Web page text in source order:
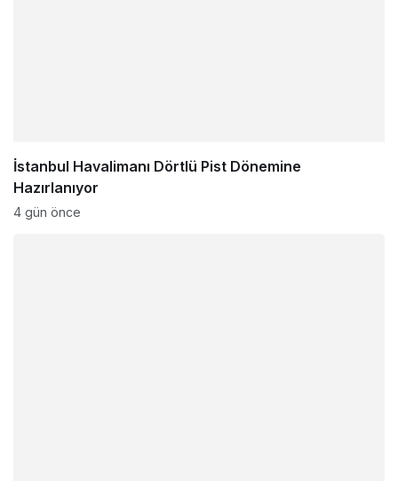
İstanbul Havalimanı Dörtlü Pist Dönemine
Hazırlanıyor
4 gün önce